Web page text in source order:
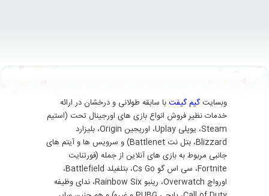
وبسایت گیم گیفتبا سابقه طولانی و درخشان در ارائه
خدمات نظیر فروش انواع بازی های اورجینال تحت (استیم
Steam، یوپلی Uplay، اوریجین Origin، بلیزارد
Blizzard، بتل نت Battlenet) و سرویس ها و آیتم های
جانبی مربوط به بازی های آنلاین از جمله (فورتنایت
Fortnite، سی اس گو Cs Go، بتلفیلد Battlefield،
اورواچ Overwatch، رینبو Rainbow Six، ندای وظیفه